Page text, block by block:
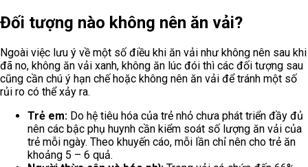
Đối tượng nào không nên ăn vải?
Ngoài việc lưu ý về một số điều khi ăn vải như không nên sau khi
đã no, không ăn vải xanh, không ăn lúc đói thì các đối tượng sau
cũng cần chú ý hạn chế hoặc không nên ăn vải để tránh một số
rủi ro có thể xảy ra.
Trẻ em: Do hệ tiêu hóa của trẻ nhỏ chưa phát triển đầy đủ
nên các bậc phụ huynh cần kiểm soát số lượng ăn vải của
trẻ mỗi ngày. Theo khuyến cáo, mỗi lần chỉ nên cho trẻ ăn
khoảng 5 – 6 quả.